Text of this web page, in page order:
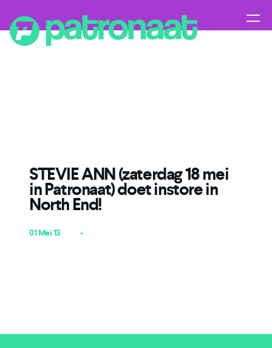
STEVIE ANN (zaterdag 18 mei
in Patronaat) doet instore in
North End!
01 Mei 13 -